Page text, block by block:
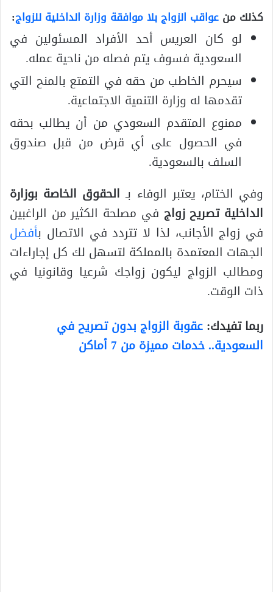
كذلك من عواقب الزواج بلاموافقة وزارة الداخلية للزواج:
لو كان العريس أحد الأفراد المسئولين في
السعودية فسوف يتم فصله من ناحية عمله.
سيحرم الخاطب من حقه في التمتع بالمنح التي
تقدمها له وزارة التنمية الاجتماعية.
ممنوع المتقدم السعودي من أن يطالب بحقه
في الحصول على أي قرض من قبل صندوق
السلف بالسعودية.
وفي الختام، يعتبر الوفاء بـ الحقوق الخاصة بوزارة
الداخلية تصريح زواج في مصلحة الكثير من الراغبين
في زواج الأجانب، لذا لا تتردد في الاتصال بأفضل
الجهات المعتمدة بالمملكة لتسهل لك كل إجاراءات
ومطالب الزواج ليكون زواجك شرعيا وقانونيا في
ذات الوقت.
ربما تفيدك:عقوبة الزواج بدون تصريح في
السعودية.. خدمات مميزة من 7 أماكن